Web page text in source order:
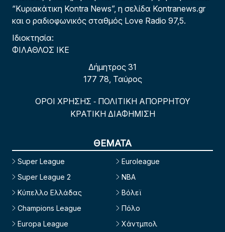
“Κυριακάτικη Kontra News”, η σελίδα Kontranews.gr
και ο ραδιοφωνικός σταθμός Love Radio 97,5.
Ιδιοκτησία:
ΦΙΛΑΘΛΟΣ ΙΚΕ
Δήμητρος 31
177 78, Ταύρος
ΟΡΟΙ ΧΡΗΣΗΣ - ΠΟΛΙΤΙΚΗ ΑΠΟΡΡΗΤΟΥ
ΚΡΑΤΙΚΗ ΔΙΑΦΗΜΙΣΗ
ΘΕΜΑΤΑ
Super League
Super League 2
Κύπελλο Ελλάδας
Champions League
Europa League
Euroleague
NBA
Βόλεϊ
Πόλο
Χάντμπολ